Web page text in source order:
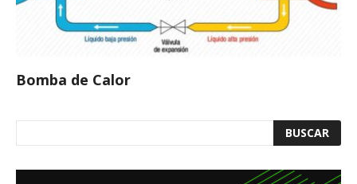
Bomba de Calor